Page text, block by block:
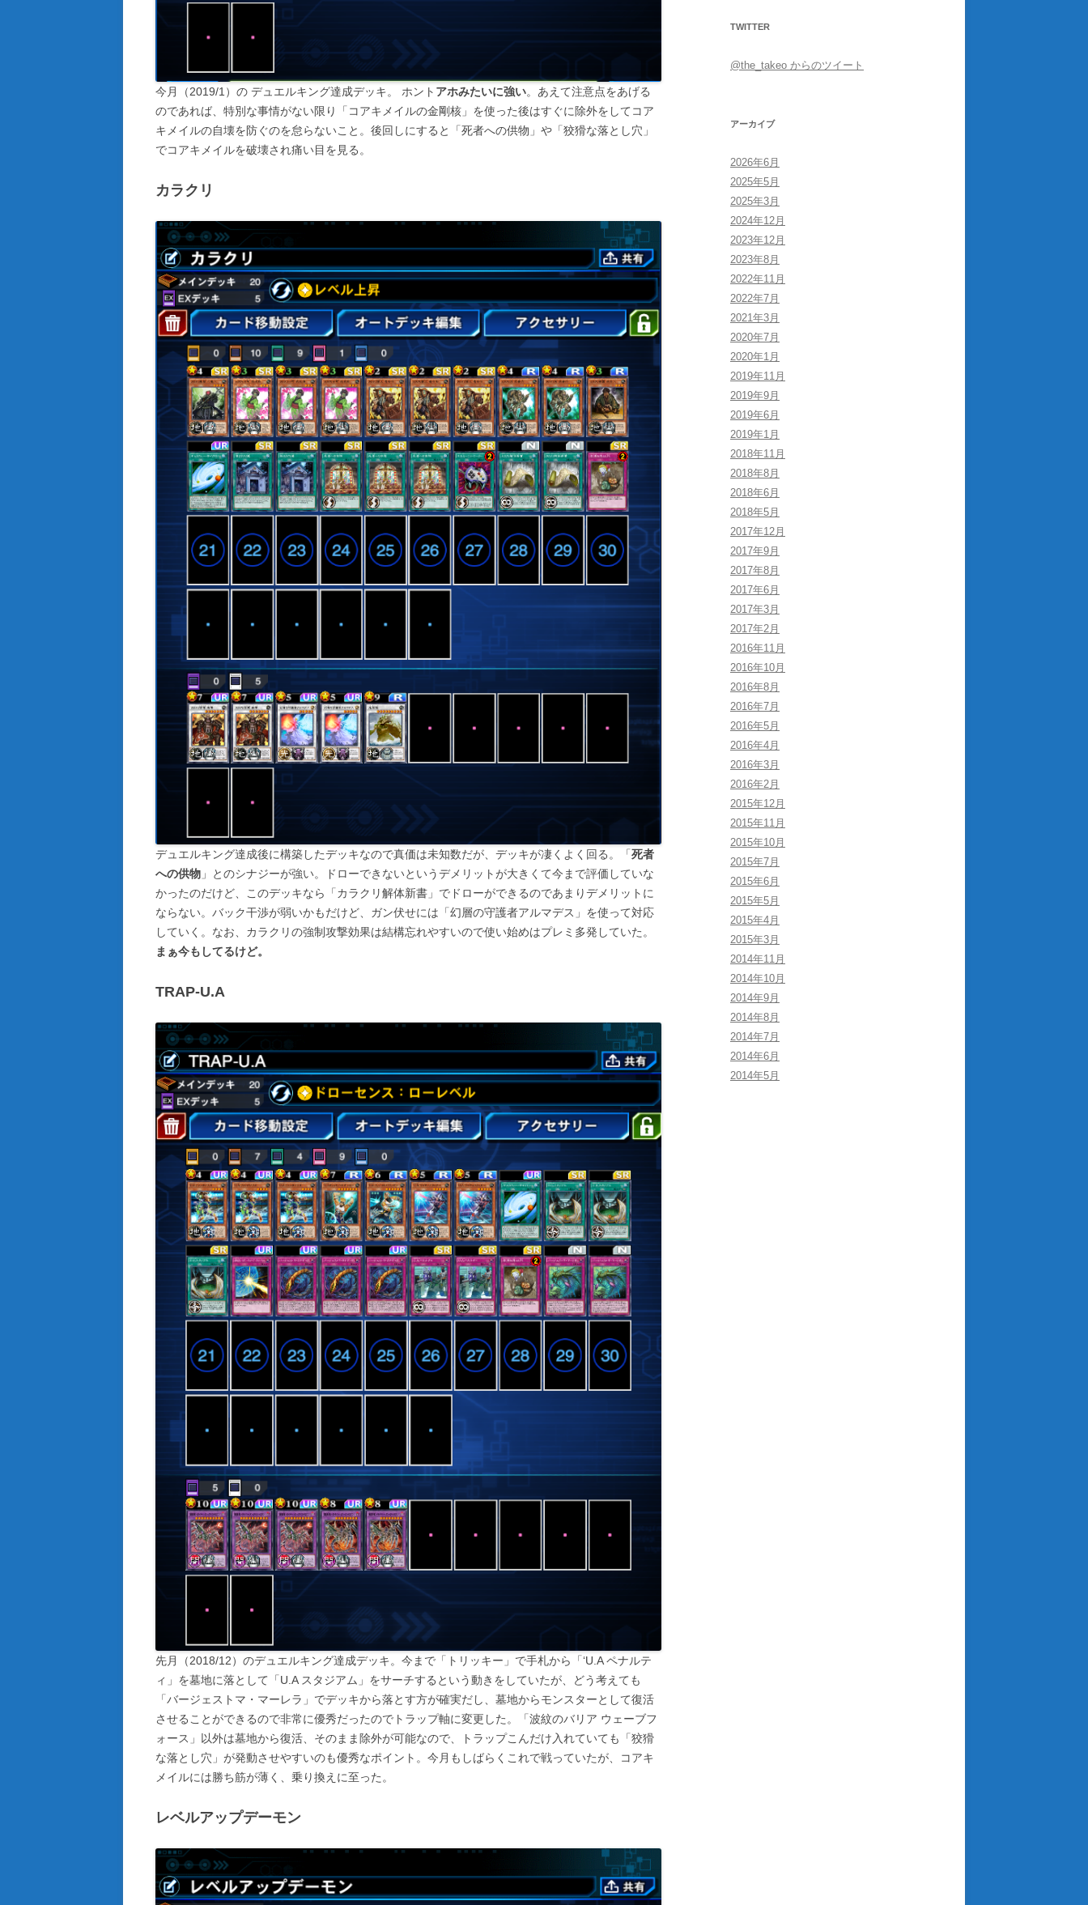
今月（2019/1）の デュエルキング達成デッキ。 ホント アホみたいに強い。あえて注意点をあげる
のであれば、特別な事情がない限り「コアキメイルの金剛核」を使った後はすぐに除外をしてコア
キメイルの自壊を防ぐのを怠らないこと。後回しにすると「死者への供物」や「狡猾な落とし穴」
でコアキメイルを破壊され痛い目を見る。
カラクリ
デュエルキング達成後に構築したデッキなので真価は未知数だが、デッキが凄くよく回る。「死者
への供物 」とのシナジーが強い。ドローできないというデメリットが大きくて今まで評価していな
かったのだけど、このデッキなら「カラクリ解体新書」でドローができるのであまりデメリットに
ならない。バック干渉が弱いかもだけど、ガン伏せには「幻層の守護者アルマデス」を使って対応
していく。なお、カラクリの強制攻撃効果は結構忘れやすいので使い始めはプレミ多発していた。
まぁ今もしてるけど。
TRAP-U.A
先月（2018/12）のデュエルキング達成デッキ。今まで「トリッキー」で手札から「‘U.A ペナルテ
ィ」を墓地に落として「U.A スタジアム」をサーチするという動きをしていたが、どう考えても
「バージェストマ・マーレラ」でデッキから落とす方が確実だし、墓地からモンスターとして復活
させることができるので非常に優秀だったのでトラップ軸に変更した。「波紋のバリア ウェーブフ
ォース」以外は墓地から復活、そのまま除外が可能なので、トラップこんだけ入れていても「狡猾
な落とし穴」が発動させやすいのも優秀なポイント。今月もしばらくこれで戦っていたが、コアキ
メイルには勝ち筋が薄く、乗り換えに至った。
レベルアップデーモン
TWITTER
@the_takeo からのツイート
アーカイブ
2026年6月
2025年5月
2025年3月
2024年12月
2023年12月
2023年8月
2022年11月
2022年7月
2021年3月
2020年7月
2020年1月
2019年11月
2019年9月
2019年6月
2019年1月
2018年11月
2018年8月
2018年6月
2018年5月
2017年12月
2017年9月
2017年8月
2017年6月
2017年3月
2017年2月
2016年11月
2016年10月
2016年8月
2016年7月
2016年5月
2016年4月
2016年3月
2016年2月
2015年12月
2015年11月
2015年10月
2015年7月
2015年6月
2015年5月
2015年4月
2015年3月
2014年11月
2014年10月
2014年9月
2014年8月
2014年7月
2014年6月
2014年5月